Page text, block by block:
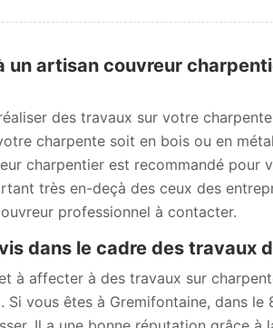
un artisan couvreur
des travaux sur votre
charpente soit en bois ou en
charpentier est recommandé pour
très en-deçà des ceux des
professionnel à contacter.
dans le cadre des travaux
à affecter à des travaux sur
Si vous êtes à Gremifontaine, dans